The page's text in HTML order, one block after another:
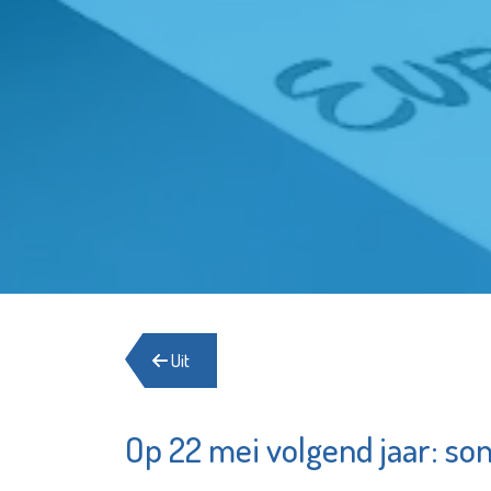
Uit
Op 22 mei volgend jaar:
De Witte
Garantiemakelaars
Sir
&